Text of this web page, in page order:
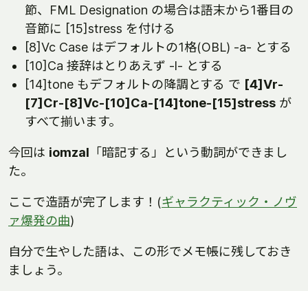
節、FML Designation の場合は語末から1番目の
音節に [15]stress を付ける
[8]Vc Case はデフォルトの1格(OBL) -a- とする
[10]Ca 接辞はとりあえず -l- とする
[14]tone もデフォルトの降調とする で [4]Vr-
[7]Cr-[8]Vc-[10]Ca-[14]tone-[15]stress が
すべて揃います。
今回は iomzal 「暗記する」という動詞ができまし
た。
ここで造語が完了します！(ギャラクティック・ノヴ
ァ爆発の曲)
自分で生やした語は、この形でメモ帳に残しておき
ましょう。